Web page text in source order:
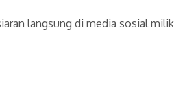
langsung di media sosial